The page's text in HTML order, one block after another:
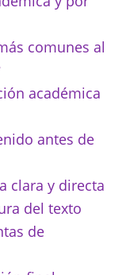
comunes al
académica
antes de
clara y directa
del texto
de